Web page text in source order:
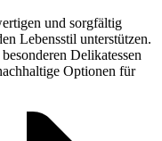
und sorgfältig
Lebensstil unterstützen.
Delikatessen
Optionen für